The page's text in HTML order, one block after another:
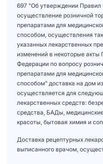
697 "Об утверждении
осуществление розничной
препаратами для
способом, осуществления
указанных лекарственных
изменений в некоторые акты
Федерации по вопросу
препаратами для
способом" доставка на дом
осуществляется для
лекарственных средств:
средства, БАДы,
красоты, бытовая химия и
Доставка рецептурных
выписанного врачом,